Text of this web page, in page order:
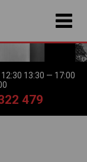
13:30 — 17:00
479